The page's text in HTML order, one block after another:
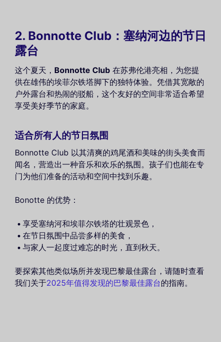
2. Bonnotte Club：塞纳河边的节日
露台
这个夏天， Bonnotte Club 在苏弗伦港亮相，为您提
供在雄伟的埃菲尔铁塔脚下的独特体验。凭借其宽敞的
户外露台和热闹的驳船，这个友好的空间非常适合希望
享受美好季节的家庭。
适合所有人的节日氛围
Bonnotte Club 以其清爽的鸡尾酒和美味的街头美食而
闻名，营造出一种音乐和欢乐的氛围。孩子们也能在专
门为他们准备的活动和空间中找到乐趣。
Bonotte 的优势：
享受塞纳河和埃菲尔铁塔的壮观景色，
在节日氛围中品尝多样的美食，
与家人一起度过难忘的时光，直到秋天。
要探索其他类似场所并发现巴黎最佳露台，请随时查看
我们关于2025年值得发现的巴黎最佳露台的指南。